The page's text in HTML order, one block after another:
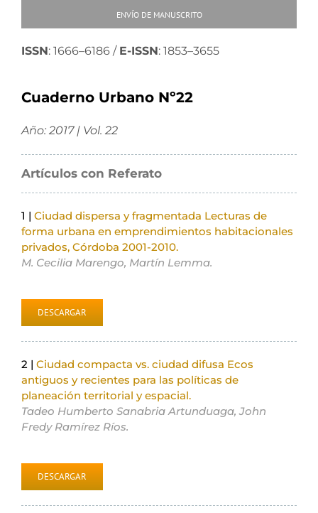
ENVÍO DE MANUSCRITO
ISSN: 1666–6186 / E-ISSN: 1853–3655
Cuaderno Urbano Nº22
Año: 2017 | Vol. 22
Artículos con Referato
1 | Ciudad dispersa y fragmentada Lecturas de
forma urbana en emprendimientos habitacionales
privados, Córdoba 2001-2010.
M. Cecilia Marengo, Martín Lemma.
DESCARGAR
2 | Ciudad compacta vs. ciudad difusa Ecos
antiguos y recientes para las políticas de
planeación territorial y espacial.
Tadeo Humberto Sanabria Artunduaga, John
Fredy Ramírez Ríos.
DESCARGAR